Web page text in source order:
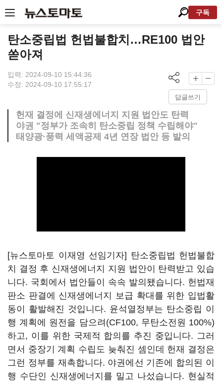
구독
탄소중립법 헌법불합치…RE100 법안
쏟아져
입력: 2024-09-10 15:44:36
수정: 2024-09-10 17:55:17
답글쓰기
헌재 결정에 신재생에너지 지원 법안도 탄력
야권 "정부가 조속히 탄소중립 정책 수립해야"
태양광·풍력 세액공제 4년 연장 법안 등 발의
[뉴스토마토 이재영 선임기자] 탄소중립법 헌법불합
치 결정 후 신재생에너지 지원 법안이 탄력받고 있습
니다. 국회에서 법안들이 속속 발의됐습니다. 헌법재
판소 판결에 신재생에너지 보급 확대를 위한 입법활
동이 활발해진 것입니다. 윤석열정부는 탄소중립 이
행 계획에 원전을 담으려(CF100, 무탄소전원 100%)
하고, 이를 위한 국제적 합의를 추진 중입니다. 그러
면서 중장기 계획 수립도 늦춰진 셈인데 헌재 결정은
그런 정부를 재촉합니다. 야권에선 기존에 합의된 이
행 수단인 신재생에너지를 밀고 나섰습니다. 현실적